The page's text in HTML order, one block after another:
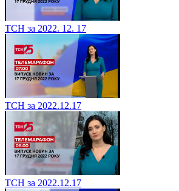
ТСН за 2022. 12. 17
ТСН за 2022.12.17
ТСН за 2022.12.17